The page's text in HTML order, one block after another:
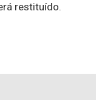
restituído.